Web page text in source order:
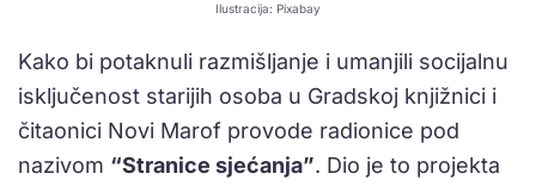
Ilustracija: Pixabay
Kako bi potaknuli razmišljanje i umanjili socijalnu
isključenost starijih osoba u Gradskoj knjižnici i
čitaonici Novi Marof provode radionice pod
nazivom “Stranice sjećanja”. Dio je to projekta